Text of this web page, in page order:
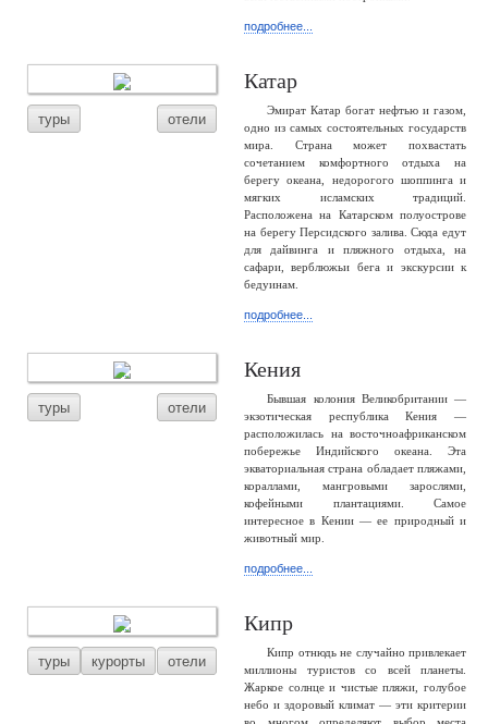
подробнее...
туры отели
Катар
Эмират Катар богат нефтью и газом,
одно из самых состоятельных государств
мира. Страна может похвастать
сочетанием комфортного отдыха на
берегу океана, недорогого шоппинга и
мягких исламских традиций.
Расположена на Катарском полуострове
на берегу Персидского залива. Сюда едут
для дайвинга и пляжного отдыха, на
сафари, верблюжьи бега и экскурсии к
бедуинам.
подробнее...
туры отели
Кения
Бывшая колония Великобритании —
экзотическая республика Кения —
расположилась на восточноафриканском
побережье Индийского океана. Эта
экваториальная страна обладает пляжами,
кораллами, мангровыми зарослями,
кофейными плантациями. Самое
интересное в Кении — ее природный и
животный мир.
подробнее...
туры курорты отели
Кипр
Кипр отнюдь не случайно привлекает
миллионы туристов со всей планеты.
Жаркое солнце и чистые пляжи, голубое
небо и здоровый климат — эти критерии